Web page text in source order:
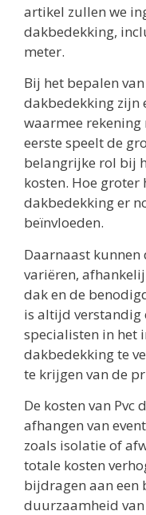
artikel zullen we
dakbedekking,
meter.
Bij het bepalen
dakbedekking zijn
waarmee rekening
eerste speelt de
belangrijke rol bij
kosten. Hoe groter
dakbedekking er
beïnvloeden.
Daarnaast
variëren,
dak en de
is altijd verstandig
specialisten in het
dakbedekking te
te krijgen van de
De kosten van Pvc
afhangen van
zoals isolatie of
totale kosten
bijdragen aan een
duurzaamheid